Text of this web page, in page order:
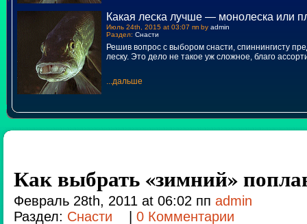
Какая леска лучше — монолеска или
Июль 24th, 2015 at 03:07 пп by admin
Раздел: Снасти
Решив вопрос с выбором снасти, спиннингисту
леску. Это дело не такое уж сложное, благо
...дальше
Как выбрать «зимний»
Февраль 28th, 2011 at 06:02 пп admin
Раздел: Снасти 0 Комментарии